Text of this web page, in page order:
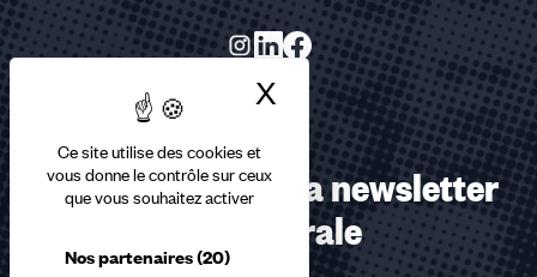
Ce site utilise des cookies et
vous donne le contrôle sur ceux
que vous souhaitez activer
Nos partenaires(20)
X Masquer le
Abonnez-vous à la newsletter
confédérale